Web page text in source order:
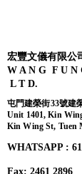
宏豐文儀有限公
W A N G F U N
L T D.
屯門建榮街33號建
Unit 1401, Kin
Kin Wing St, Tuen
WHATSAPP :
Fax: 2461 2896